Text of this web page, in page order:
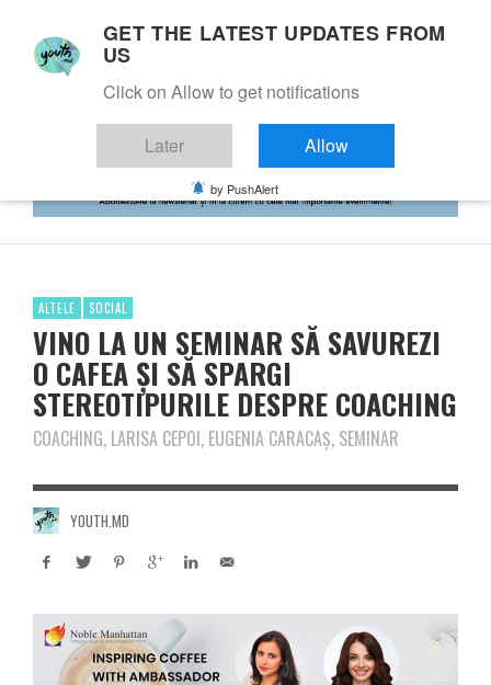
ALTELE SOCIAL
VINO LA UN SEMINAR SĂ SAVUREZI
O CAFEA ȘI SĂ SPARGI
STEREOTIPURILE DESPRE COACHING
COACHING, LARISA CEPOI, EUGENIA CARACAȘ, SEMINAR
YOUTH.MD
GET THE LATEST UPDATES FROM
US
Click on Allow to get notifications
Later Allow
by PushAlert